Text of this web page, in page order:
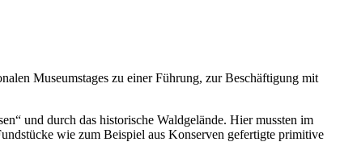
Museumstages zu einer Führung, zur Beschäftigung mit
und durch das historische Waldgelände. Hier mussten im
wie zum Beispiel aus Konserven gefertigte primitive